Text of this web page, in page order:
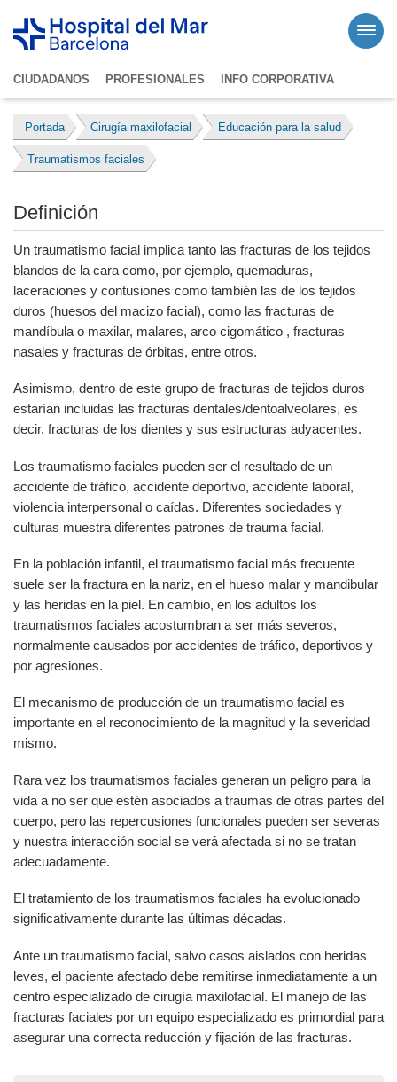
CIUDADANOS PROFESIONALES INFO CORPORATIVA
Portada Cirugía maxilofacial Educación para la salud
Traumatismos faciales
Definición
Un traumatismo facial implica tanto las fracturas de los tejidos
blandos de la cara como, por ejemplo, quemaduras,
laceraciones y contusiones como también las de los tejidos
duros (huesos del macizo facial), como las fracturas de
mandíbula o maxilar, malares, arco cigomático , fracturas
nasales y fracturas de órbitas, entre otros.
Asimismo, dentro de este grupo de fracturas de tejidos duros
estarían incluidas las fracturas dentales/dentoalveolares, es
decir, fracturas de los dientes y sus estructuras adyacentes.
Los traumatismo faciales pueden ser el resultado de un
accidente de tráfico, accidente deportivo, accidente laboral,
violencia interpersonal o caídas. Diferentes sociedades y
culturas muestra diferentes patrones de trauma facial.
En la población infantil, el traumatismo facial más frecuente
suele ser la fractura en la nariz, en el hueso malar y mandibular
y las heridas en la piel. En cambio, en los adultos los
traumatismos faciales acostumbran a ser más severos,
normalmente causados por accidentes de tráfico, deportivos y
por agresiones.
El mecanismo de producción de un traumatismo facial es
importante en el reconocimiento de la magnitud y la severidad
mismo.
Rara vez los traumatismos faciales generan un peligro para la
vida a no ser que estén asociados a traumas de otras partes del
cuerpo, pero las repercusiones funcionales pueden ser severas
y nuestra interacción social se verá afectada si no se tratan
adecuadamente.
El tratamiento de los traumatismos faciales ha evolucionado
significativamente durante las últimas décadas.
Ante un traumatismo facial, salvo casos aislados con heridas
leves, el paciente afectado debe remitirse inmediatamente a un
centro especializado de cirugía maxilofacial. El manejo de las
fracturas faciales por un equipo especializado es primordial para
asegurar una correcta reducción y fijación de las fracturas.